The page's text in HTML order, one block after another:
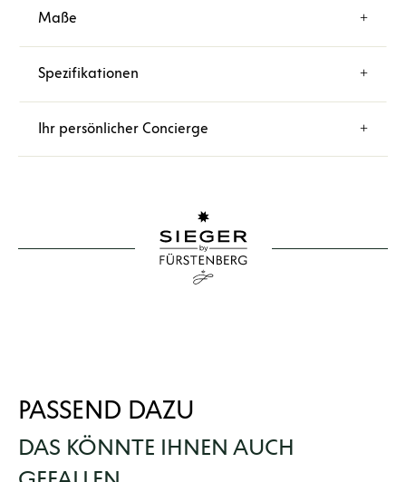
Maße
Spezifikationen
Ihr persönlicher Concierge
PASSEND DAZU
DAS KÖNNTE IHNEN AUCH